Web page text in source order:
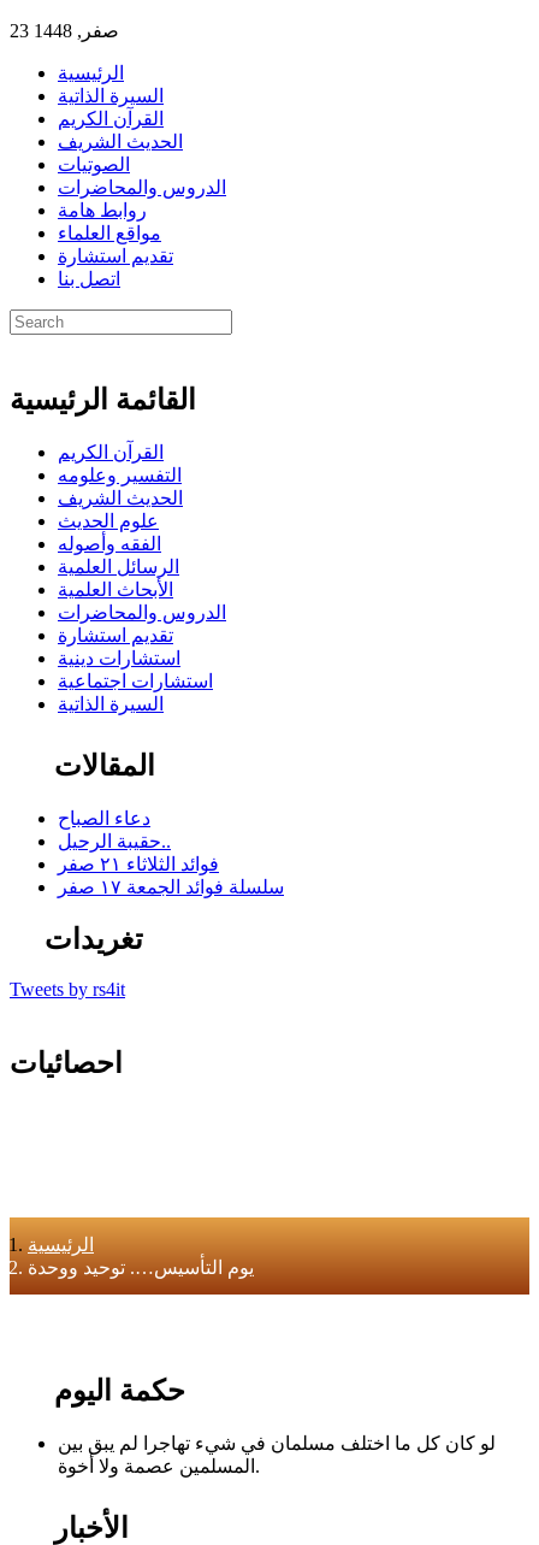
23 صفر, 1448
الرئيسية
السيرة الذاتية
القرآن الكريم
الحديث الشريف
الصوتيات
الدروس والمحاضرات
روابط هامة
مواقع العلماء
تقديم استشارة
اتصل بنا
القائمة الرئيسية
القرآن الكريم
التفسير وعلومه
الحديث الشريف
علوم الحديث
الفقه وأصوله
الرسائل العلمية
الأبحاث العلمية
الدروس والمحاضرات
تقديم استشارة
استشارات دينية
استشارات اجتماعية
السيرة الذاتية
المقالات
دعاء الصباح
حقيبة الرحيل..
فوائد الثلاثاء ٢١ صفر
سلسلة فوائد الجمعة ١٧ صفر
تغريدات
Tweets by rs4it
احصائيات
الرئيسية
يوم التأسيس…. توحيد ووحدة
حكمة اليوم
لو كان كل ما اختلف مسلمان في شيء تهاجرا لم يبق بين
المسلمين عصمة ولا أخوة.
الأخبار